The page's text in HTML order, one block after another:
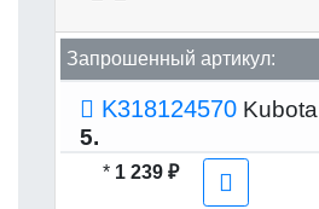
Запрошенный артикул:
K318124570 Kubota
5.
* 1 239 ₽